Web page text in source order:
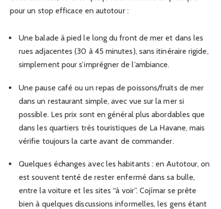
pour un stop efficace en autotour :
Une balade à pied le long du front de mer et dans les
rues adjacentes (30 à 45 minutes), sans itinéraire rigide,
simplement pour s’imprégner de l’ambiance.
Une pause café ou un repas de poissons/fruits de mer
dans un restaurant simple, avec vue sur la mer si
possible. Les prix sont en général plus abordables que
dans les quartiers très touristiques de La Havane, mais
vérifie toujours la carte avant de commander.
Quelques échanges avec les habitants : en Autotour, on
est souvent tenté de rester enfermé dans sa bulle,
entre la voiture et les sites “à voir”. Cojímar se prête
bien à quelques discussions informelles, les gens étant